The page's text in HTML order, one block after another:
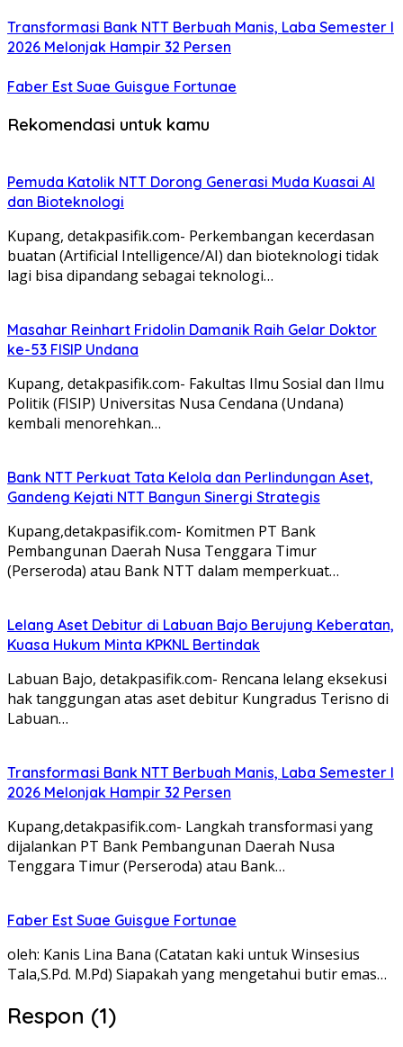
Transformasi Bank NTT Berbuah Manis, Laba Semester I
2026 Melonjak Hampir 32 Persen
Faber Est Suae Guisgue Fortunae
Rekomendasi untuk kamu
Pemuda Katolik NTT Dorong Generasi Muda Kuasai AI
dan Bioteknologi
Kupang, detakpasifik.com- Perkembangan kecerdasan
buatan (Artificial Intelligence/AI) dan bioteknologi tidak
lagi bisa dipandang sebagai teknologi…
Masahar Reinhart Fridolin Damanik Raih Gelar Doktor
ke-53 FISIP Undana
Kupang, detakpasifik.com- Fakultas Ilmu Sosial dan Ilmu
Politik (FISIP) Universitas Nusa Cendana (Undana)
kembali menorehkan…
Bank NTT Perkuat Tata Kelola dan Perlindungan Aset,
Gandeng Kejati NTT Bangun Sinergi Strategis
Kupang,detakpasifik.com- Komitmen PT Bank
Pembangunan Daerah Nusa Tenggara Timur
(Perseroda) atau Bank NTT dalam memperkuat…
Lelang Aset Debitur di Labuan Bajo Berujung Keberatan,
Kuasa Hukum Minta KPKNL Bertindak
Labuan Bajo, detakpasifik.com- Rencana lelang eksekusi
hak tanggungan atas aset debitur Kungradus Terisno di
Labuan…
Transformasi Bank NTT Berbuah Manis, Laba Semester I
2026 Melonjak Hampir 32 Persen
Kupang,detakpasifik.com- Langkah transformasi yang
dijalankan PT Bank Pembangunan Daerah Nusa
Tenggara Timur (Perseroda) atau Bank…
Faber Est Suae Guisgue Fortunae
oleh: Kanis Lina Bana (Catatan kaki untuk Winsesius
Tala,S.Pd. M.Pd) Siapakah yang mengetahui butir emas…
Respon (1)